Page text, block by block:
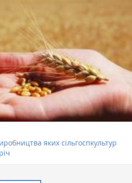
яких сільгоспкультур